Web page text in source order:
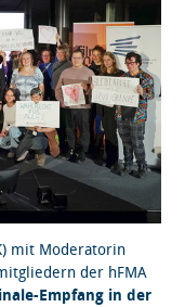
mit Moderatorin
der hFMA
Empfang in der